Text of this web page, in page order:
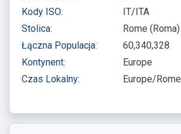
Kody ISO:
IT/ITA
Stolica:
Rome (Roma)
Łączna Populacja:
60,340,328
Kontynent:
Europe
Czas Lokalny:
Europe/Rome